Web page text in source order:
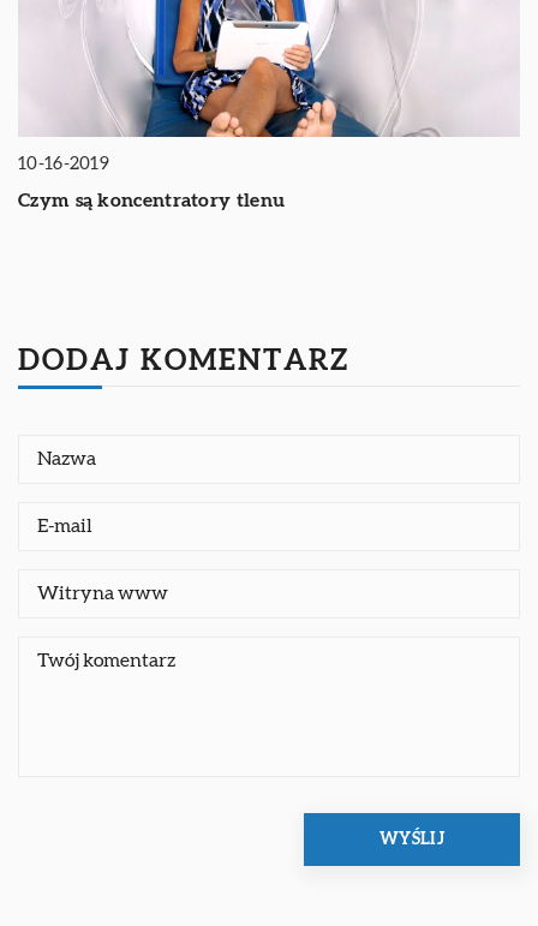
10-16-2019
Czym są koncentratory tlenu
DODAJ KOMENTARZ